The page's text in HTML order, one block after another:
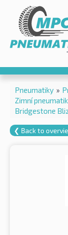
Pneumatiky »
Zimní
Bridgestone
❮ Back to